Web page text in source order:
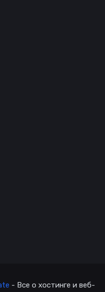
- Все о хостинге и веб-